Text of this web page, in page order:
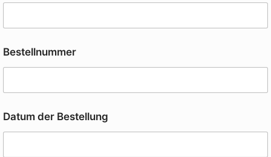
Bestellnummer
Datum der Bestellung